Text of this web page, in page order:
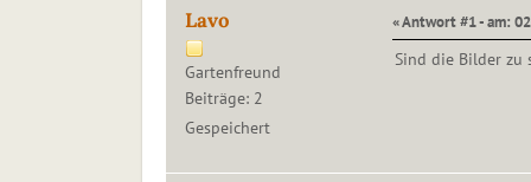
Lavo
Gartenfreund
Beiträge: 2
Gespeichert
« Antwort #1 - am:
Sind die Bilder zu